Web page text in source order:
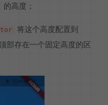
的高度；
将这个高度配置到
部存在一个固定高度的区